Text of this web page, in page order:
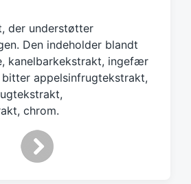
der understøtter
Den indeholder blandt
kanelbarkekstrakt, ingefær
appelsinfrugtekstrakt,
chrom.